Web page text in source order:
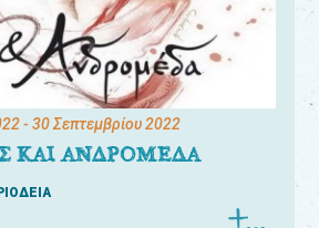
- 30 Σεπτεμβρίου 2022
ΚΑΙ ΑΝΔΡΟΜΕΔΑ